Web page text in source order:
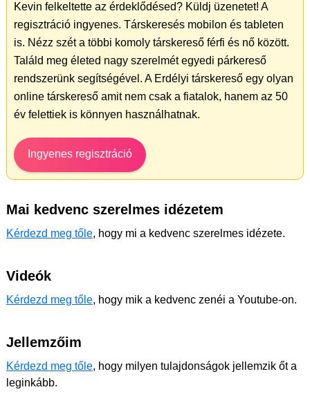
Kevin felkeltette az érdeklődésed? Küldj üzenetet! A
regisztráció ingyenes. Társkeresés mobilon és tableten
is. Nézz szét a többi komoly társkereső férfi és nő között.
Találd meg életed nagy szerelmét egyedi párkereső
rendszerünk segítségével. A Erdélyi társkereső egy olyan
online társkereső amit nem csak a fiatalok, hanem az 50
év felettiek is könnyen használhatnak.
Ingyenes regisztráció
Mai kedvenc szerelmes idézetem
Kérdezd meg tőle, hogy mi a kedvenc szerelmes idézete.
Videók
Kérdezd meg tőle, hogy mik a kedvenc zenéi a Youtube-on.
Jellemzőim
Kérdezd meg tőle, hogy milyen tulajdonságok jellemzik őt a
leginkább.